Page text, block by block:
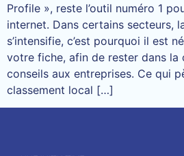
Profile », reste l’outil numéro 1
internet. Dans certains secteurs,
s’intensifie, c’est pourquoi il est
votre fiche, afin de rester dans la
conseils aux entreprises. Ce qui
classement local […]